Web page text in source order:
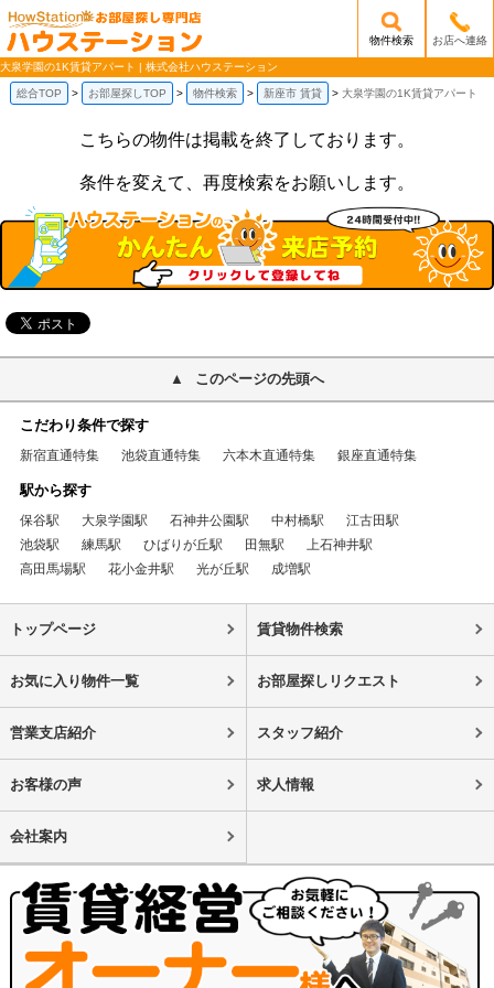
/mobile_img/head-logo.png
物件検索 お店へ連絡
大泉学園の1K賃貸アパート | 株式会社ハウステーション
総合TOP お部屋探しTOP 物件検索 新座市 賃貸 大泉学園の1K賃貸アパート
こちらの物件は掲載を終了しております。
条件を変えて、再度検索をお願いします。
このページの先頭へ
こだわり条件で探す
新宿直通特集 池袋直通特集 六本木直通特集 銀座直通特集
駅から探す
保谷駅 大泉学園駅 石神井公園駅 中村橋駅
江古田駅
池袋駅
練馬駅 ひばりが丘駅 田無駅
上石神井駅
高田馬場駅
花小金井駅 光が丘駅 成増駅
トップページ 賃貸物件検索
お気に入り物件一覧 お部屋探しリクエスト
営業支店紹介 スタッフ紹介
お客様の声 求人情報
会社案内